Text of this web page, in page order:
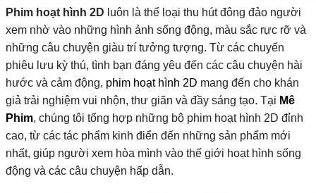
Phim hoạt hình 2D luôn là thể loại thu hút đông đảo người
xem nhờ vào những hình ảnh sống động, màu sắc rực rỡ và
những câu chuyện giàu trí tưởng tượng. Từ các chuyến
phiêu lưu kỳ thú, tình bạn đáng yêu đến các câu chuyện hài
hước và cảm động, phim hoạt hình 2D mang đến cho khán
giả trải nghiệm vui nhộn, thư giãn và đầy sáng tạo. Tại Mê
Phim, chúng tôi tổng hợp những bộ phim hoạt hình 2D đỉnh
cao, từ các tác phẩm kinh điển đến những sản phẩm mới
nhất, giúp người xem hòa mình vào thế giới hoạt hình sống
động và các câu chuyện hấp dẫn.